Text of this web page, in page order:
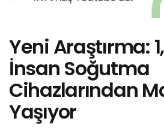
Yeni Araştırma:
İnsan Soğutma
Cihazlarından
Yaşıyor